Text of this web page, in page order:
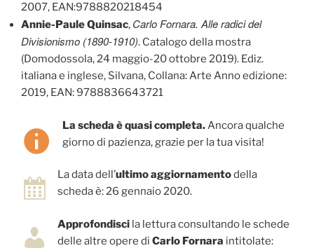
2007, EAN:9788820218454
Annie-Paule Quinsac, Carlo Fornara. Alle radici del
Divisionismo (1890-1910). Catalogo della mostra
(Domodossola, 24 maggio-20 ottobre 2019). Ediz.
italiana e inglese, Silvana, Collana: Arte Anno edizione:
2019, EAN: 9788836643721
La scheda è quasi completa.Ancora qualche
giorno di pazienza, grazie per la tua visita!
La data dell’ultimo aggiornamentodella
scheda è: 26 gennaio 2020.
Approfondisci la lettura consultando le schede
delle altre opere di Carlo Fornara intitolate: